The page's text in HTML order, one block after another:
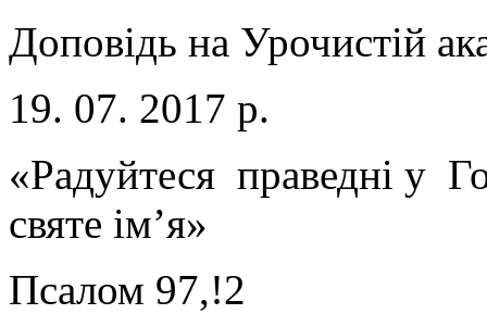
Доповідь на Урочистій
19. 07. 2017 р.
«Радуйтеся праведні у
святе ім’я»
Псалом 97,!2